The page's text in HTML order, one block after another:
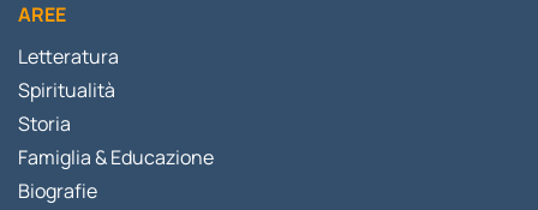
AREE
Letteratura
Spiritualità
Storia
Famiglia & Educazione
Biografie